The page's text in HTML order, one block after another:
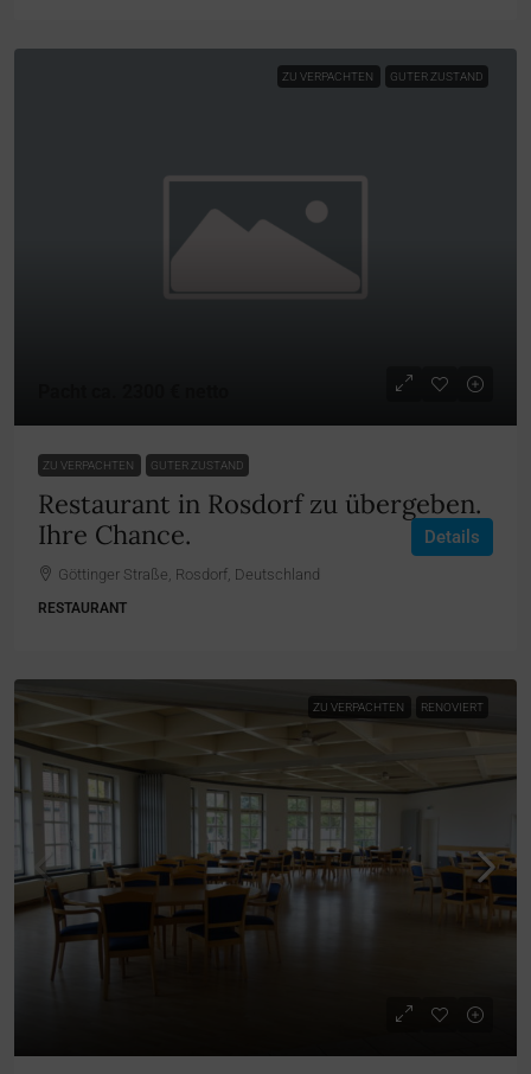
ZU VERPACHTEN GUTER ZUSTAND
ZU VERPACHTEN GUTER ZUSTAND
Restaurant in Rosdorf zu übergeben.
Ihre Chance.
Göttinger Straße, Rosdorf, Deutschland
RESTAURANT
Details
ZU VERPACHTEN RENOVIERT